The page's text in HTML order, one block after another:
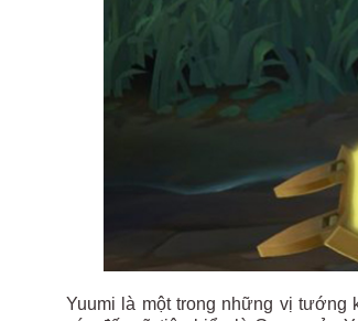
Yuumi là một trong những vị